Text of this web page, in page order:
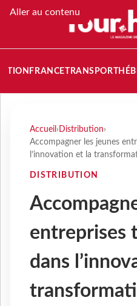
Aller au contenu
FRANCETRANSPORT
Accueil › Distribution›
Accompagner les jeunes
l’innovation et la
DISTRIBUTION
entreprises
dans